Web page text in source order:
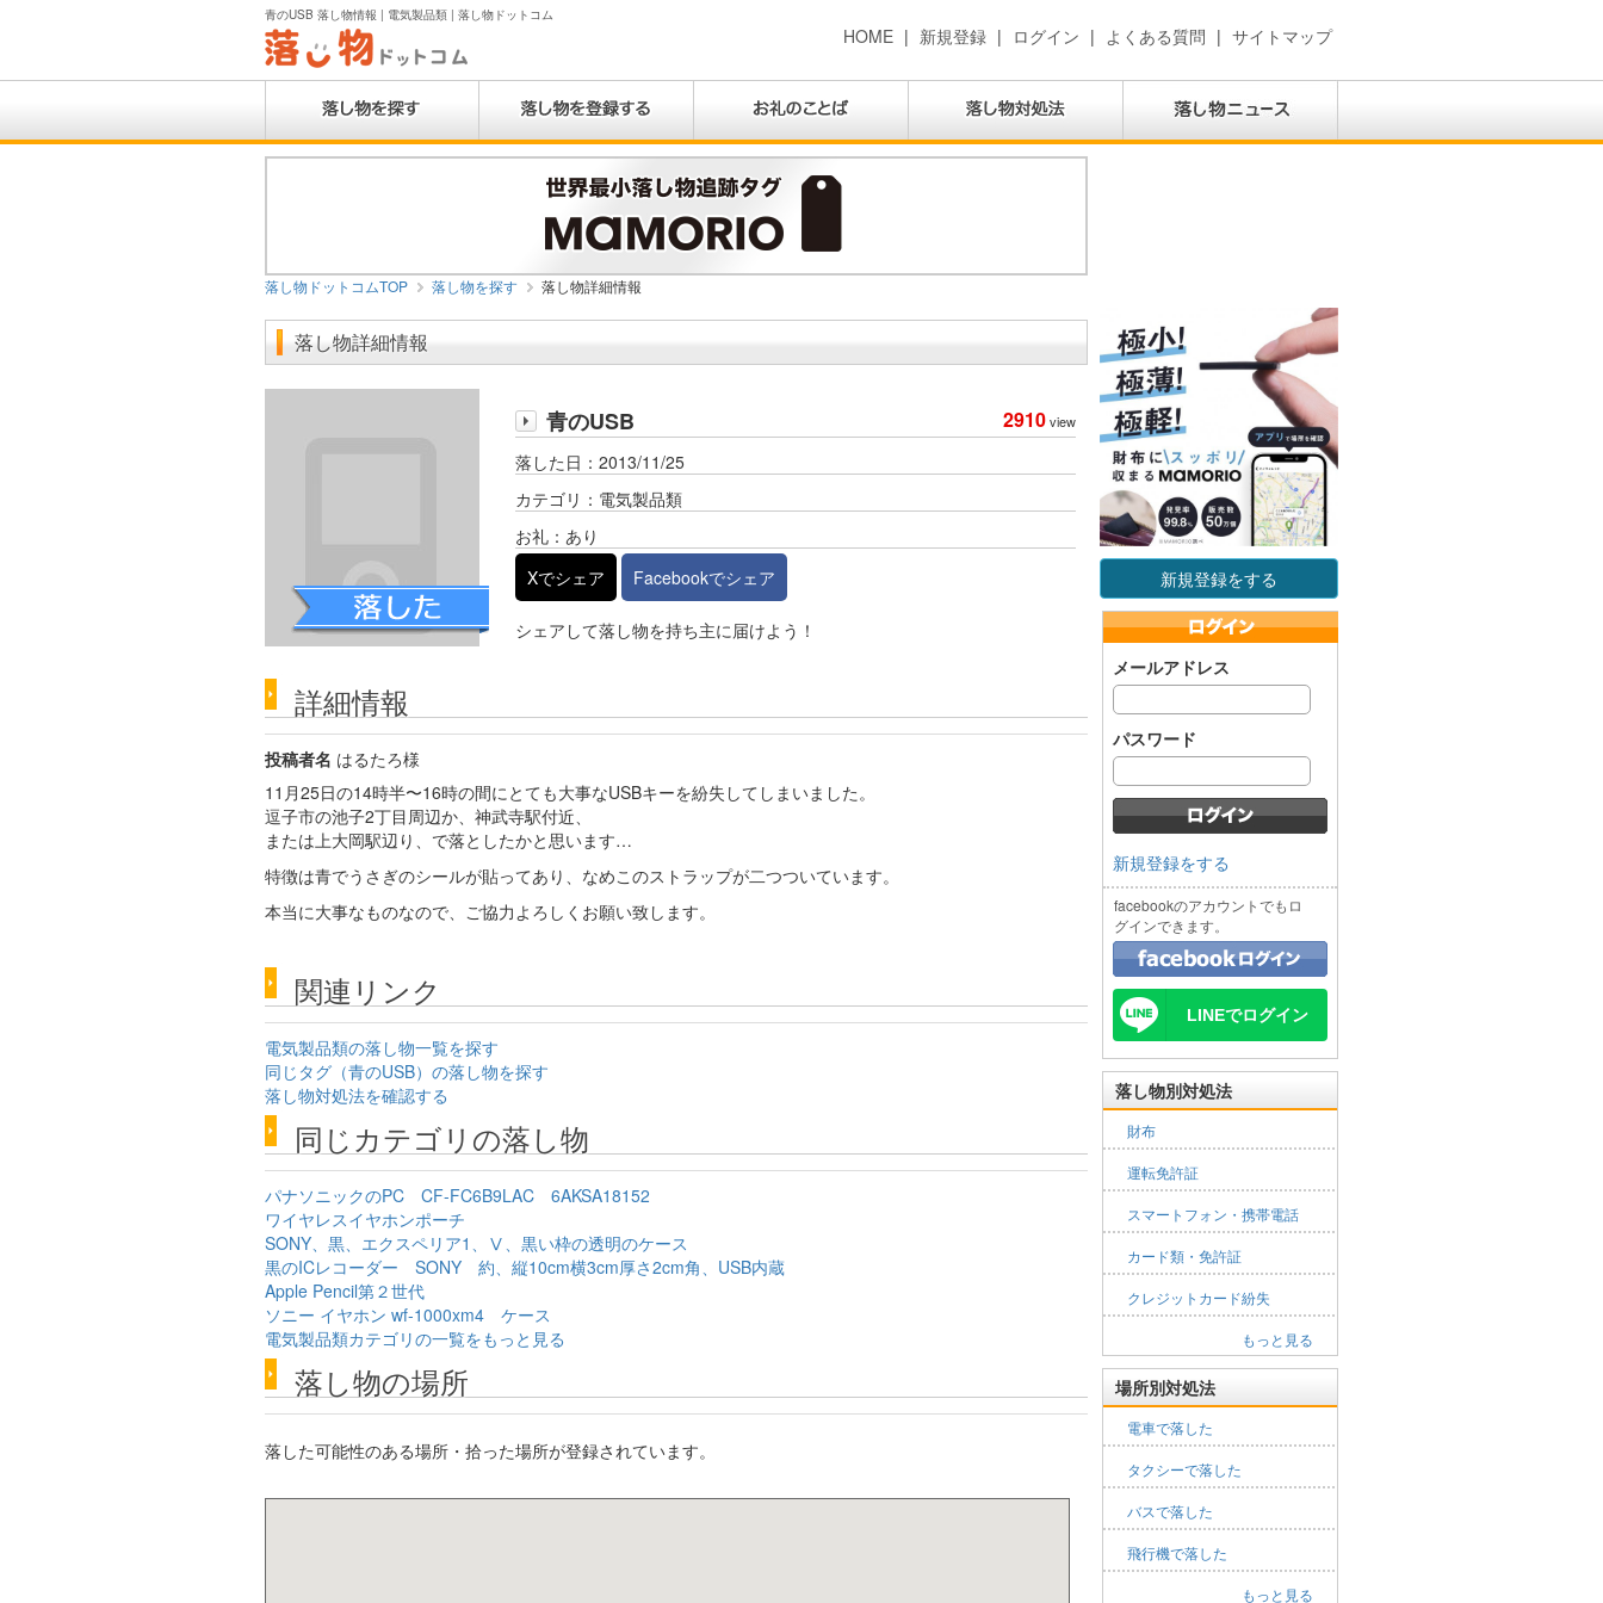
青のUSB 落し物情報 | 電気製品類 | 落し物ドットコム
HOME | 新規登録 | ログイン | よくある質問 | サイトマップ
落し物ドットコムTOP 落し物を探す 落し物詳細情報
新規登録をする
メールアドレス
パスワード
新規登録をする
facebookのアカウントでもロ
グインできます。
LINEでログイン
落し物別対処法
財布
運転免許証
スマートフォン・携帯電話
カード類・免許証
クレジットカード紛失
もっと見る
場所別対処法
電車で落した
タクシーで落した
バスで落した
飛行機で落した
もっと見る
落し物詳細情報
2910view
青のUSB
落した日：2013/11/25
カテゴリ：電気製品類
お礼：あり
Xでシェア
Facebookでシェア
シェアして落し物を持ち主に届けよう！
詳細情報
投稿者名 はるたろ様
11月25日の14時半〜16時の間にとても大事なUSBキーを紛失してしまいました。
逗子市の池子2丁目周辺か、神武寺駅付近、
または上大岡駅辺り、で落としたかと思います…
特徴は青でうさぎのシールが貼ってあり、なめこのストラップが二つついています。
本当に大事なものなので、ご協力よろしくお願い致します。
関連リンク
電気製品類の落し物一覧を探す
同じタグ（青のUSB）の落し物を探す
落し物対処法を確認する
同じカテゴリの落し物
パナソニックのPC CF-FC6B9LAC 6AKSA18152
ワイヤレスイヤホンポーチ
SONY、黒、エクスペリア1、Ⅴ、黒い枠の透明のケース
黒のICレコーダー SONY 約、縦10cm横3cm厚さ2cm角、USB内蔵
Apple Pencil第２世代
ソニー イヤホン wf-1000xm4 ケース
電気製品類カテゴリの一覧をもっと見る
落し物の場所
落した可能性のある場所・拾った場所が登録されています。